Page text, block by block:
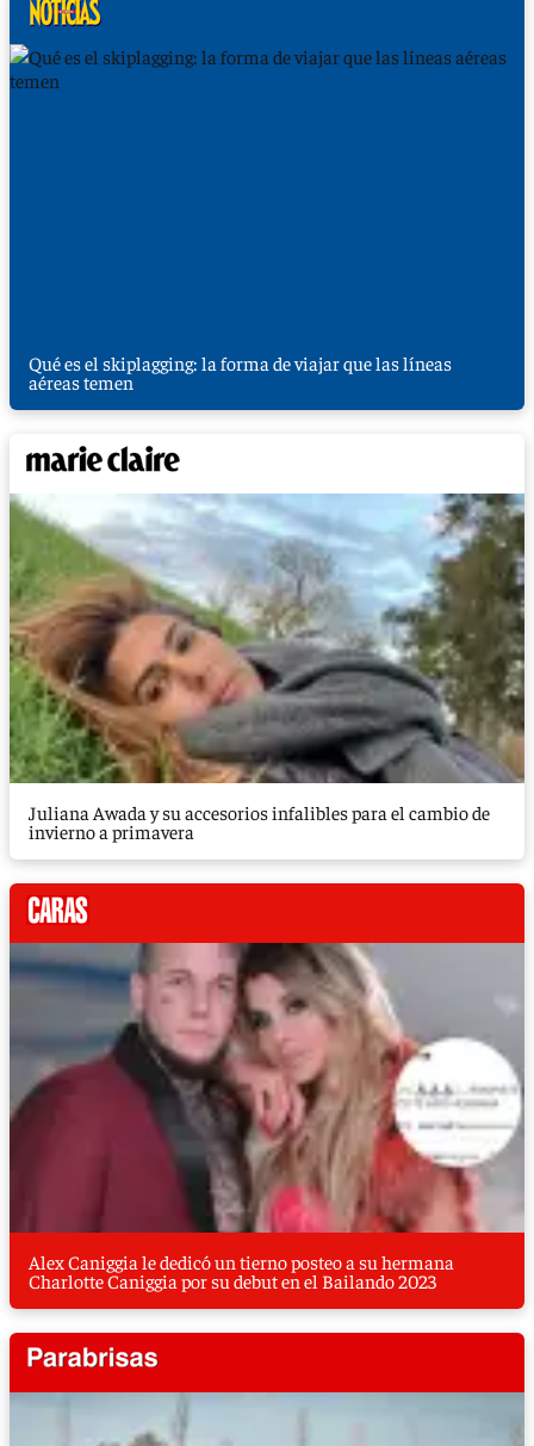
Qué es el skiplagging: la forma de viajar que las líneas
aéreas temen
Juliana Awada y su accesorios infalibles para el cambio de
invierno a primavera
Alex Caniggia le dedicó un tierno posteo a su hermana
Charlotte Caniggia por su debut en el Bailando 2023